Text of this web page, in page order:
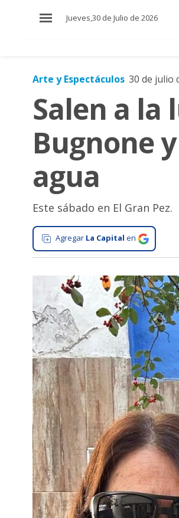
Jueves,30 de Julio de 2026
Mundo
Zona
Cultura
Tecnología
Gastronomía
Salud
Ciudad
Deportes
Arte
Espectáculos
Policiales
Cartelera
Fotos
Familia
Clasificados
Arte y Espectáculos 30 de julio
Salen a la
Bugnone
agua
Este sábado en El Gran Pez.
Agregar La Capital en